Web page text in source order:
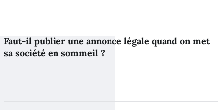
Faut-il publier une annonce légale quand on met
sa société en sommeil ?